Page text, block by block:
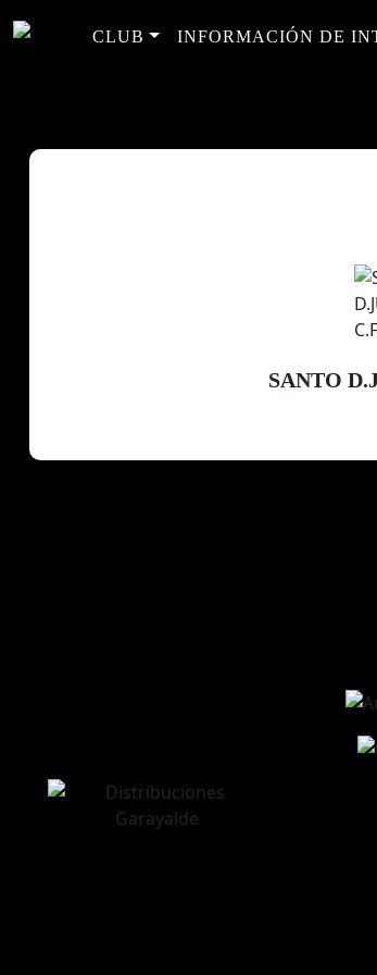
CLUB INFORMACIÓN DE
SANTO